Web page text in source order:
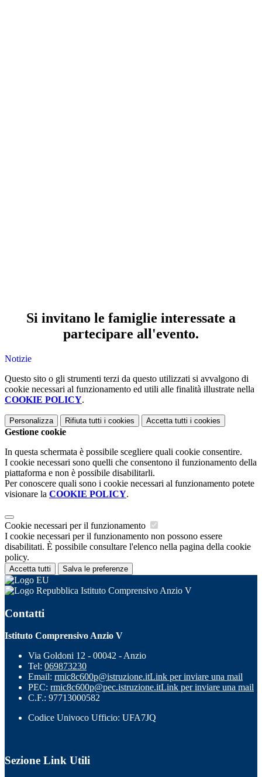
Si invitano le famiglie interessate a
partecipare all'evento.
Notizie
Questo sito o gli strumenti terzi da questo utilizzati si avvalgono di
cookie necessari al funzionamento ed utili alle finalità illustrate nella
COOKIE POLICY.
Personalizza Rifiuta tutti i cookies Accetta tutti i cookies
Gestione cookie
In questa schermata è possibile scegliere quali cookie consentire.
I cookie necessari sono quelli che consentono il funzionamento della
piattaforma e non è possibile disabilitarli.
Per conoscere quali sono i cookie necessari al funzionamento potete
visionare la COOKIE POLICY.
Cookie necessari per il funzionamento
I cookie necessari per il funzionamento non possono essere
disabilitati. È possibile consultare l'elenco nella pagina della cookie
policy.
Accetta tutti Salva le preferenze
Istituto Comprensivo Anzio V
Contatti
Istituto Comprensivo Anzio V
Via Goldoni 12 - 00042 - Anzio
Tel: 069873230
Email: rmic8c600p@istruzione.itLink per inviare una mail
PEC: rmic8c600p@pec.istruzione.itLink per inviare una mail
C.F.: 97713000582
Codice Univoco Ufficio: UFA7JQ
Sezione Link Utili